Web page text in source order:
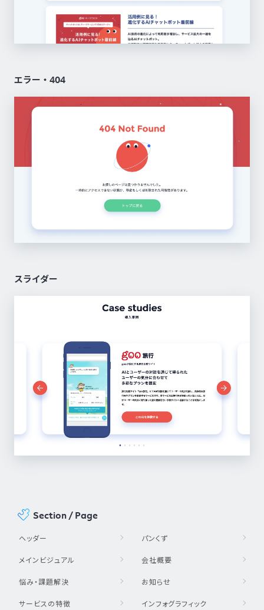
Section / Page
ヘッダー
メインビジュアル
悩み・課題解決
サービスの特徴
パンくず
会社概要
お知らせ
インフォグラフィック
エラー・404
スライダー